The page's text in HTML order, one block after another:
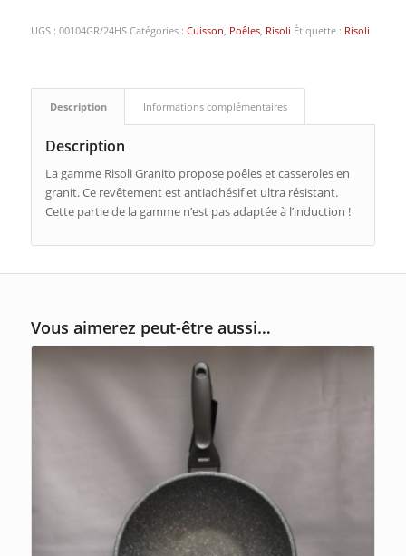
UGS : 00104GR/24HS Catégories : Cuisson Poêles, Risoli Étiquette : Risoli
Description Informations complémentaires
Description
La gamme Risoli Granito propose poêles et casseroles en
granit. Ce revêtement est antiadhésif et ultra résistant.
Cette partie de la gamme n’est pas adaptée à l’induction !
Vous aimerez peut-être aussi…